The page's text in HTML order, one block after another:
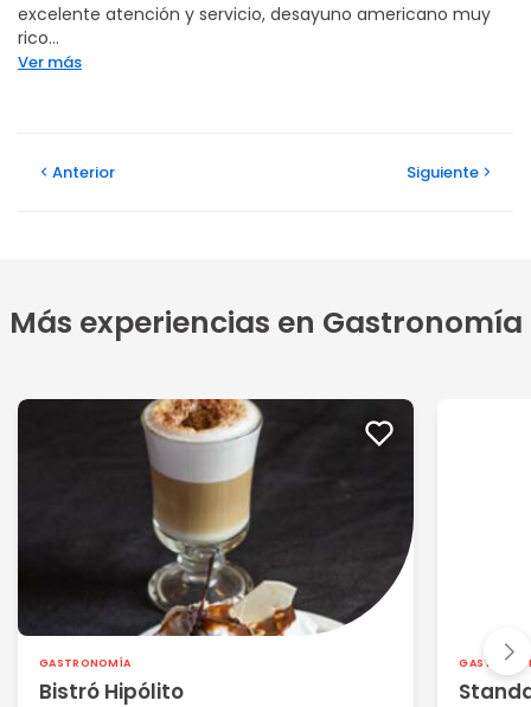
excelente atención y servicio, desayuno americano muy
rico...
Ver más
Anterior Siguiente
Más experiencias en Gastronomía
GASTRONOMÍA
Bistró Hipólito